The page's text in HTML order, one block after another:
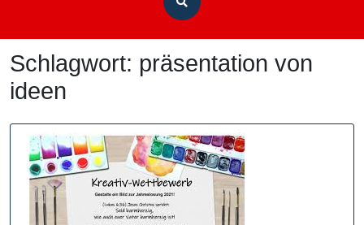
Schlagwort: präsentation von
ideen